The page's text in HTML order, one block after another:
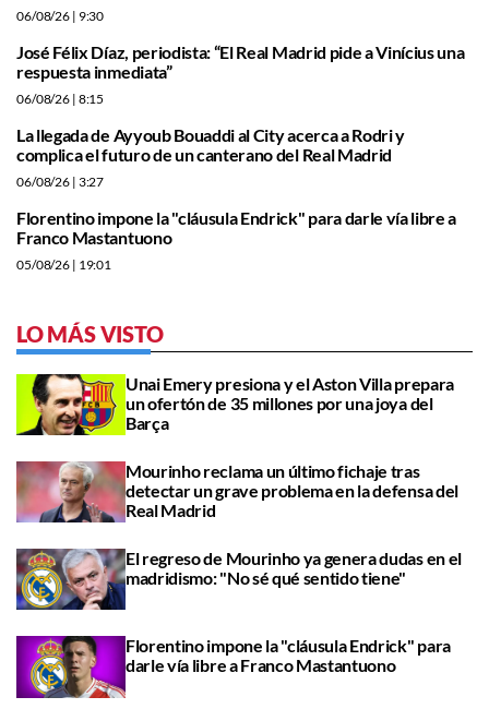
06/08/26 | 9:30
José Félix Díaz, periodista: “El Real Madrid pide a Vinícius una
respuesta inmediata”
06/08/26 | 8:15
La llegada de Ayyoub Bouaddi al City acerca a Rodri y
complica el futuro de un canterano del Real Madrid
06/08/26 | 3:27
Florentino impone la "cláusula Endrick" para darle vía libre a
Franco Mastantuono
05/08/26 | 19:01
LO MÁS VISTO
Unai Emery presiona y el Aston Villa prepara
un ofertón de 35 millones por una joya del
Barça
Mourinho reclama un último fichaje tras
detectar un grave problema en la defensa del
Real Madrid
El regreso de Mourinho ya genera dudas en el
madridismo: "No sé qué sentido tiene"
Florentino impone la "cláusula Endrick" para
darle vía libre a Franco Mastantuono